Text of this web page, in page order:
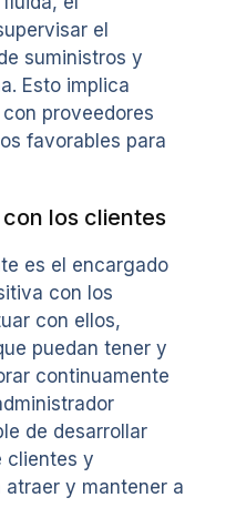
el
suministros y
Esto implica
proveedores
favorables para
los clientes
es el encargado
con los
con ellos,
puedan tener y
continuamente
de desarrollar
clientes y
y mantener a